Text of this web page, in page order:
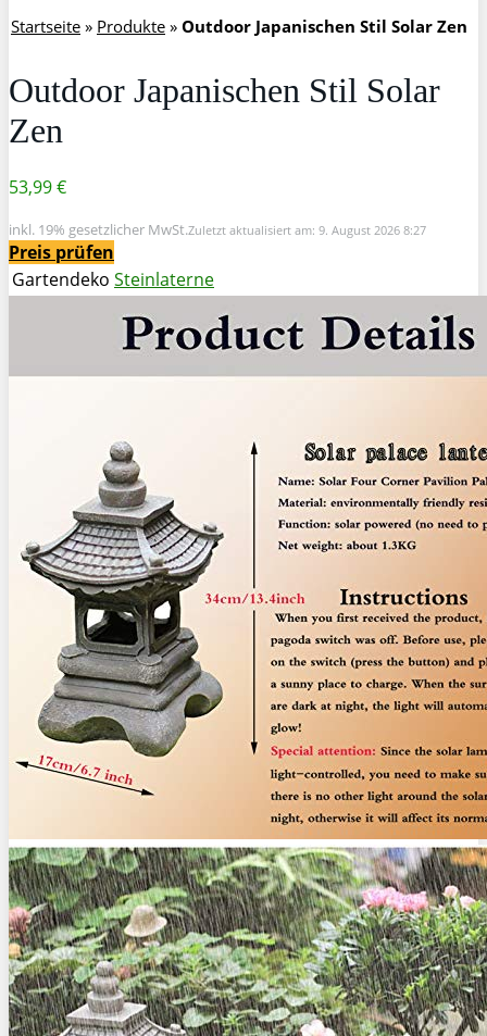
Startseite » Produkte » Outdoor Japanischen Stil Solar Zen
Outdoor Japanischen Stil Solar
Zen
53,99 €
inkl. 19% gesetzlicher MwSt.Zuletzt aktualisiert am: 9. August 2026 8:27
Preis prüfen
Gartendeko Steinlaterne